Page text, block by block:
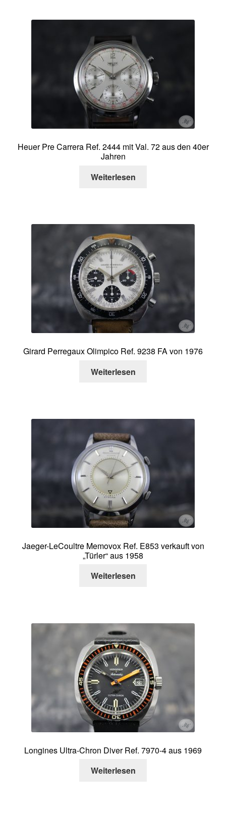
Heuer Pre Carrera Ref. 2444 mit Val. 72 aus den 40er
Jahren
Weiterlesen
Girard Perregaux Olimpico Ref. 9238 FA von 1976
Weiterlesen
Jaeger-LeCoultre Memovox Ref. E853 verkauft von
„Türler“ aus 1958
Weiterlesen
Longines Ultra-Chron Diver Ref. 7970-4 aus 1969
Weiterlesen